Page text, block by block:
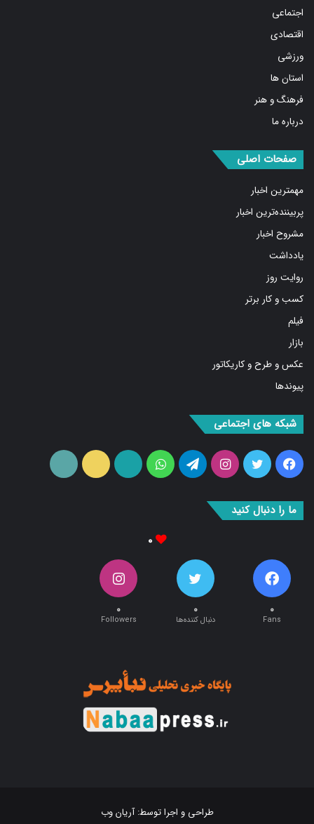
اجتماعی
اقتصادی
ورزشی
استان ها
فرهنگ و هنر
درباره ما
صفحات اصلی
مهمترین اخبار
پربیننده‌ترین اخبار
مشروح اخبار
یادداشت
روایت روز
کسب و کار برتر
فیلم
بازار
عکس و طرح و کاریکاتور
پیوندها
شبکه های اجتماعی
فیس
توییتر اینستاگرامتلگرام واتس
آپارات ایتا
ما را دنبال کنید
۰
۰
Fans
۰
دنبال کننده‌ها
۰
Followers
طراحی و اجرا توسط:آریان وب